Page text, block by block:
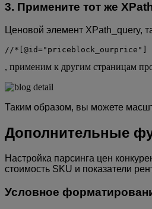
3. Примените тот же
Ценовой элемент XPath_query,
//*[@id="priceblock_ourprice"]
, применим к другим страницам
Таким образом, вы можете
Дополнительные
Настройка парсинга цен
стоимость SKU и показатели
Условное